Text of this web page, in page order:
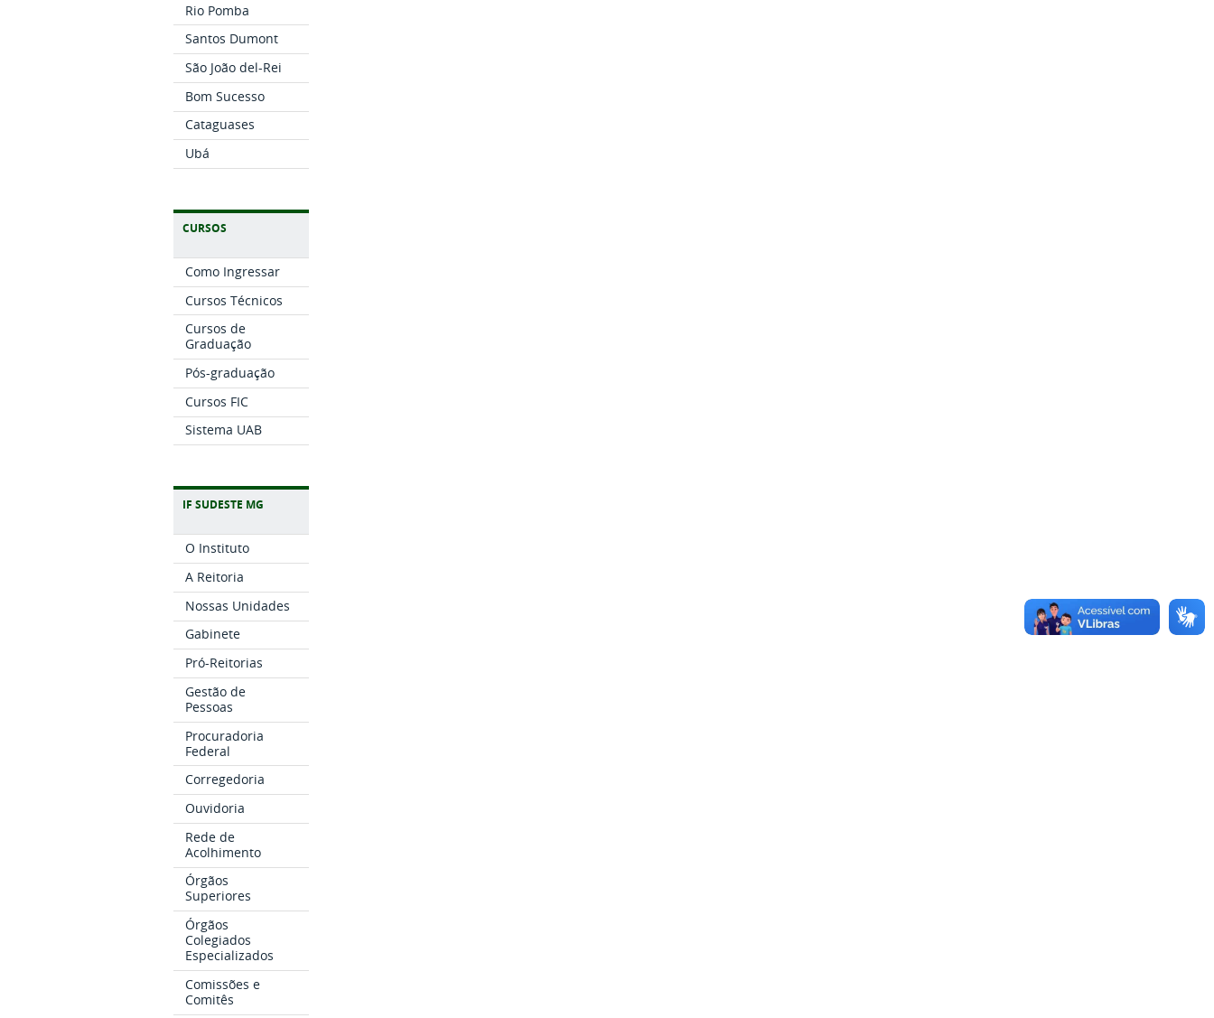
Rio Pomba
Santos Dumont
São João del-Rei
Bom Sucesso
Cataguases
Ubá
CURSOS
Como Ingressar
Cursos Técnicos
Cursos de
Graduação
Pós-graduação
Cursos FIC
Sistema UAB
IF SUDESTE MG
O Instituto
A Reitoria
Nossas Unidades
Gabinete
Pró-Reitorias
Gestão de
Pessoas
Procuradoria
Federal
Corregedoria
Ouvidoria
Rede de
Acolhimento
Órgãos
Superiores
Órgãos
Colegiados
Especializados
Comissões e
Comitês